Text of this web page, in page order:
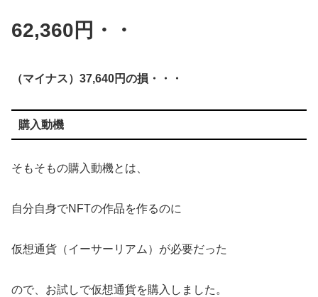
62,360円・・
（マイナス）37,640円の損・・・
購入動機
そもそもの購入動機とは、
自分自身でNFTの作品を作るのに
仮想通貨（イーサーリアム）が必要だった
ので、お試しで仮想通貨を購入しました。